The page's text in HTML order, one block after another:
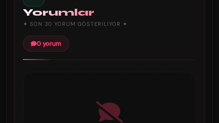
Yorumlar
✦ SON 30 YORUM GÖSTERILIYOR ✦
0 yorum